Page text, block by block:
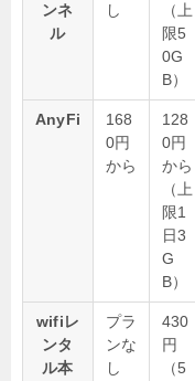
ンネ
ル
し
（上
限5
0G
B）
AnyFi
168
0円
から
128
0円
から
（上
限1
日3
G
B）
wifiレ
ンタ
ル本
プラ
ンな
し
430
円
（5